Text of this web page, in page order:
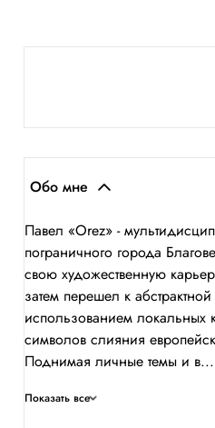
Обо мне
Павел «Orez» -
пограничного города
свою художественную
затем перешел к
использованием локальных
символов слияния
Поднимая личные темы и в...
Показать все